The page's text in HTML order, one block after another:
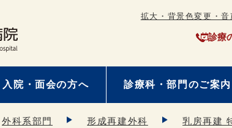
拡大・背景色変更・音
診療
入院・面会の方へ 診療科・部門のご案内
外科系部門 形成再建外科 乳房再建